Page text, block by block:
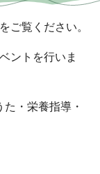
ご覧ください。
ントを行いま
・栄養指導・